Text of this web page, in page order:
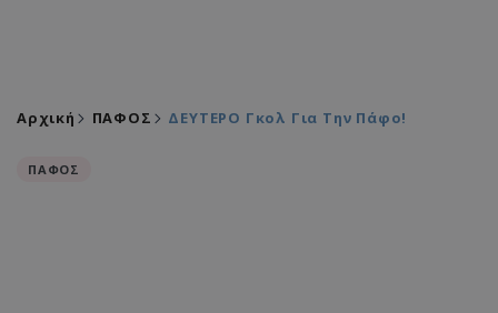
Αρχική ΠΑΦΟΣ ΔΕΥΤΕΡΟ Γκολ Για Την Πάφο!
ΠΑΦΟΣ